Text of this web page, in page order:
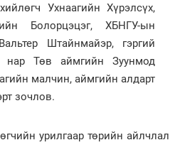
Ухнаагийн Хүрэлсүх,
Болорцэцэг, ХБНГУ-ын
Штайнмайэр, гэргий
нар Төв аймгийн Зуунмод
малчин, аймгийн алдарт
зочлов.
урилгаар төрийн айлчлал